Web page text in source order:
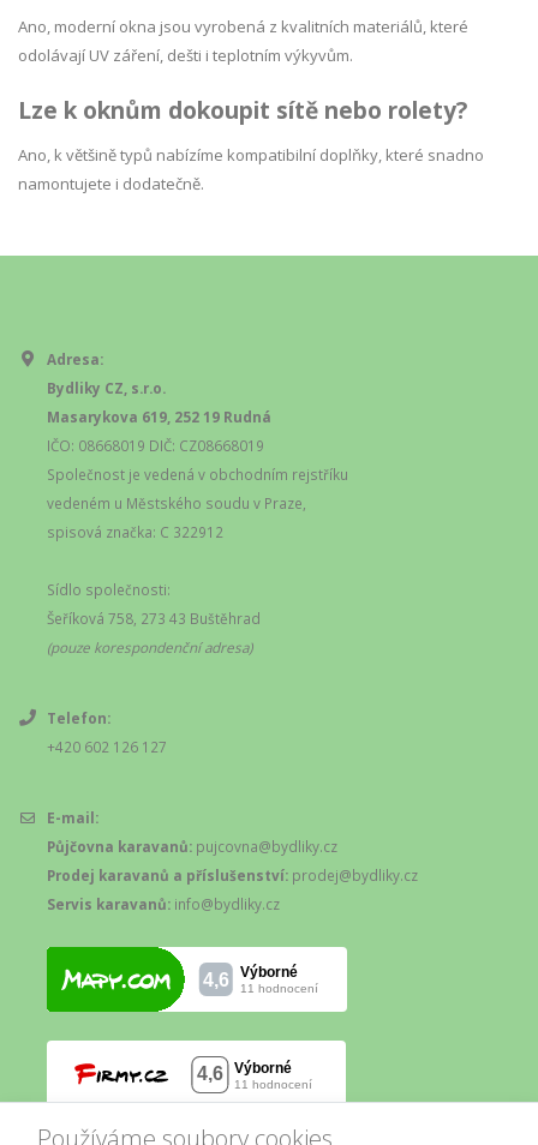
Používáme soubory cookies
Ano, moderní okna jsou vyrobená z kvalitních materiálů, které
odolávají UV záření, dešti i teplotním výkyvům.
Lze k oknům dokoupit sítě nebo rolety?
Ano, k většině typů nabízíme kompatibilní doplňky, které snadno
namontujete i dodatečně.
Adresa:
Bydliky CZ, s.r.o.
Masarykova 619, 252 19 Rudná
IČO: 08668019 DIČ: CZ08668019
Společnost je vedená v obchodním rejstříku
vedeném u Městského soudu v Praze,
spisová značka: C 322912
Sídlo společnosti:
Šeříková 758, 273 43 Buštěhrad
(pouze korespondenční adresa)
Telefon:
+420 602 126 127
E-mail:
Půjčovna karavanů: pujcovna@bydliky.cz
Prodej karavanů a příslušenství: prodej@bydliky.cz
Servis karavanů: info@bydliky.cz